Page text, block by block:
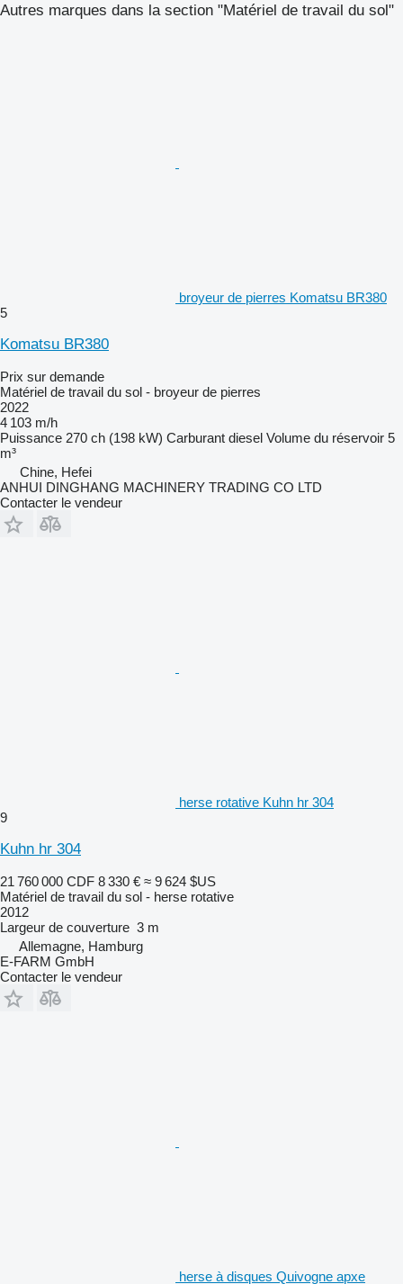
Autres marques dans la section "Matériel de travail du sol"
broyeur de pierres Komatsu BR380
5
Komatsu BR380
Prix sur demande
Matériel de travail du sol - broyeur de pierres
2022
4 103 m/h
Puissance 270 ch (198 kW) Carburant diesel Volume du réservoir 5
m³
Chine, Hefei
ANHUI DINGHANG MACHINERY TRADING CO LTD
Contacter le vendeur
herse rotative Kuhn hr 304
9
Kuhn hr 304
21 760 000 CDF 8 330 € ≈ 9 624 $US
Matériel de travail du sol - herse rotative
2012
Largeur de couverture 3 m
Allemagne, Hamburg
E-FARM GmbH
Contacter le vendeur
herse à disques Quivogne apxe